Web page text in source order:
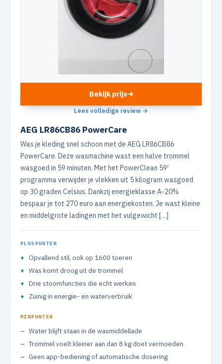
Bekijk prijs
Lees volledige review →
AEG LR86CB86 PowerCare
Was je kleding snel schoon met de AEG LR86CB86
PowerCare. Deze wasmachine wast een halve trommel
wasgoed in 59 minuten. Met het PowerClean 59′
programma verwijder je vlekken uit 5 kilogram wasgoed
op 30 graden Celsius. Dankzij energieklasse A-20%
bespaar je tot 270 euro aan energiekosten. Je wast kleine
en middelgrote ladingen met het vulgewicht […]
PLUSPUNTEN
Opvallend stil, ook op 1600 toeren
Was komt droog uit de trommel
Drie stoomfuncties die echt werken
Zuinig in energie- en waterverbruik
MINPUNTEN
Water blijft staan in de wasmiddellade
Trommel voelt kleiner aan dan 8 kg doet vermoeden
Geen app-bediening of automatische dosering